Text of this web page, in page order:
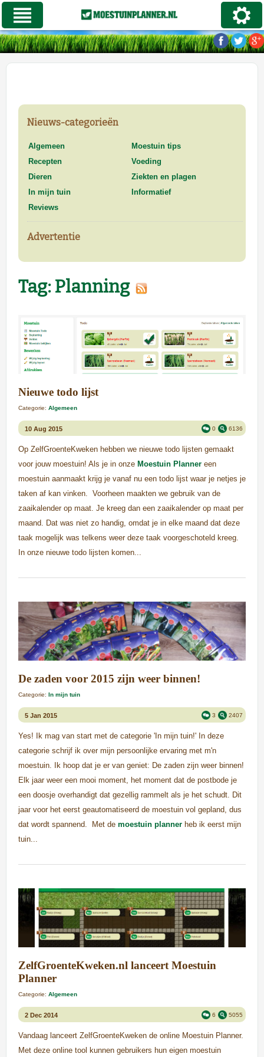
Nieuws-categorieën
Algemeen
Moestuin tips
Recepten
Voeding
Dieren
Ziekten en plagen
In mijn tuin
Informatief
Reviews
Advertentie
Tag: Planning
Nieuwe todo lijst
Categorie: Algemeen
10 Aug 2015 6136
0
Op ZelfGroenteKweken hebben we nieuwe todo lijsten gemaakt
voor jouw moestuin! Als je in onze Moestuin Planner een
moestuin aanmaakt krijg je vanaf nu een todo lijst waar je netjes je
taken af kan vinken. Voorheen maakten we gebruik van de
zaaikalender op maat. Je kreeg dan een zaaikalender op maat per
maand. Dat was niet zo handig, omdat je in elke maand dat deze
taak mogelijk was telkens weer deze taak voorgeschoteld kreeg.
In onze nieuwe todo lijsten komen...
De zaden voor 2015 zijn weer binnen!
Categorie: In mijn tuin
5 Jan 2015 2407
3
Yes! Ik mag van start met de categorie 'In mijn tuin!' In deze
categorie schrijf ik over mijn persoonlijke ervaring met m'n
moestuin. Ik hoop dat je er van geniet: De zaden zijn weer binnen!
Elk jaar weer een mooi moment, het moment dat de postbode je
een doosje overhandigt dat gezellig rammelt als je het schudt. Dit
jaar voor het eerst geautomatiseerd de moestuin vol gepland, dus
dat wordt spannend. Met de moestuin planner heb ik eerst mijn
tuin...
ZelfGroenteKweken.nl lanceert Moestuin
Planner
Categorie: Algemeen
2 Dec 2014 5055
6
Vandaag lanceert ZelfGroenteKweken de online Moestuin Planner.
Met deze online tool kunnen gebruikers hun eigen moestuin